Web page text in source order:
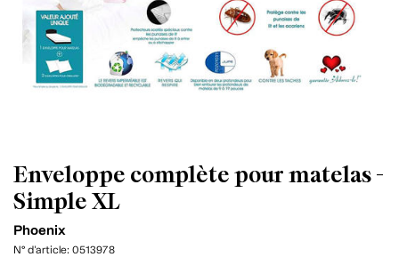
Enveloppe complète pour matelas -
Simple XL
Phoenix
N° d'article: 0513978